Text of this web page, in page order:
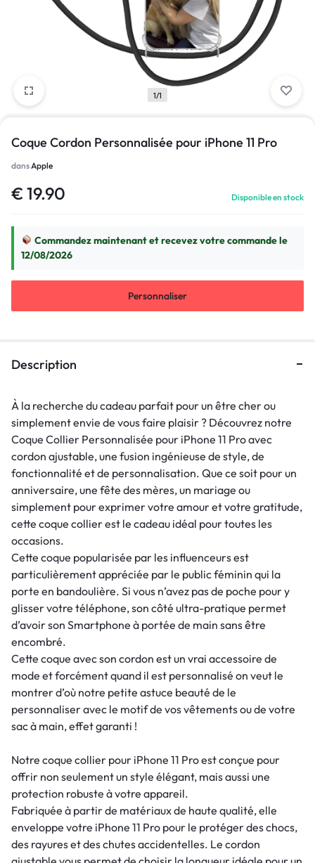
1/1
Coque Cordon Personnalisée pour iPhone 11 Pro
dansApple
€ 19.90 Disponible en stock
Commandez maintenant et recevez votre commande le
12/08/2026
Personnaliser
Description
À la recherche du cadeau parfait pour un être cher ou
simplement envie de vous faire plaisir ? Découvrez notre
Coque Collier Personnalisée pour iPhone 11 Pro avec
cordon ajustable, une fusion ingénieuse de style, de
fonctionnalité et de personnalisation. Que ce soit pour un
anniversaire, une fête des mères, un mariage ou
simplement pour exprimer votre amour et votre gratitude,
cette coque collier est le cadeau idéal pour toutes les
occasions.
Cette coque popularisée par les influenceurs est
particulièrement appréciée par le public féminin qui la
porte en bandoulière. Si vous n’avez pas de poche pour y
glisser votre téléphone, son côté ultra-pratique permet
d’avoir son Smartphone à portée de main sans être
encombré.
Cette coque avec son cordon est un vrai accessoire de
mode et forcément quand il est personnalisé on veut le
montrer d’où notre petite astuce beauté de le
personnaliser avec le motif de vos vêtements ou de votre
sac à main, effet garanti !
Notre coque collier pour iPhone 11 Pro est conçue pour
offrir non seulement un style élégant, mais aussi une
protection robuste à votre appareil.
Fabriquée à partir de matériaux de haute qualité, elle
enveloppe votre iPhone 11 Pro pour le protéger des chocs,
des rayures et des chutes accidentelles. Le cordon